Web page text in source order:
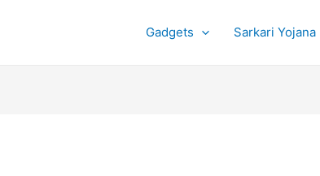
Gadgets Sarkari Yojana